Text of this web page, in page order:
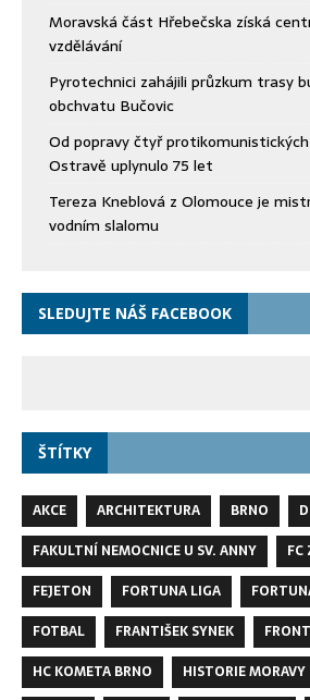
Moravská část Hřebečska získá
vzdělávání
Pyrotechnici zahájili průzkum trasy
obchvatu Bučovic
Od popravy čtyř
Ostravě uplynulo 75 let
Tereza Kneblová z Olomouce je
vodním slalomu
SLEDUJTE NÁŠ FACEBOOK
ŠTÍTKY
AKCE ARCHITEKTURA BRNO
FAKULTNÍ NEMOCNICE U SV. ANNY
FC
FEJETON
FORTUNA LIGA
FOTBAL
FRANTIŠEK SYNEK FRONT
HC KOMETA BRNO
HISTORIE MORAVY